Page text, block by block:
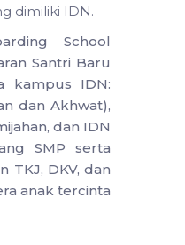
dimiliki IDN.
School
Santri Baru
kampus IDN:
dan Akhwat),
dan IDN
SMP serta
TKJ, DKV, dan
anak tercinta